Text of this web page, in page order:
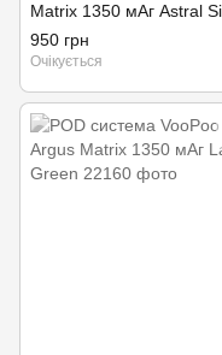
Matrix 1350 мАг Astral
950 грн
Очікується